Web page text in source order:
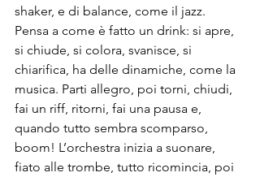
shaker, e di balance, come il jazz.
Pensa a come è fatto un drink: si apre,
si chiude, si colora, svanisce, si
chiarifica, ha delle dinamiche, come la
musica. Parti allegro, poi torni, chiudi,
fai un riff, ritorni, fai una pausa e,
quando tutto sembra scomparso,
boom! L’orchestra inizia a suonare,
fiato alle trombe, tutto ricomincia, poi